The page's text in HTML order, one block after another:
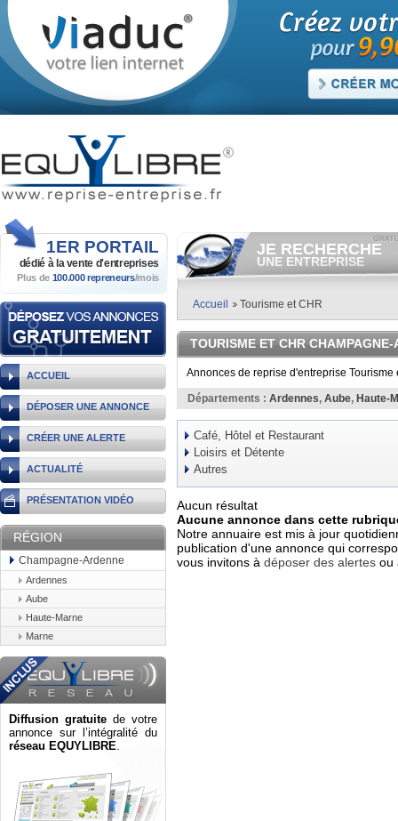
1ER PORTAIL
dédié à la vente d'entreprises
Plus de 100.000 repreneurs/mois
ACCUEIL
DÉPOSER UNE ANNONCE
CRÉER UNE ALERTE
ACTUALITÉ
PRÉSENTATION VIDÉO
RÉGION
Champagne-Ardenne
Ardennes
Aube
Haute-Marne
Marne
Diffusion gratuite de votre
annonce sur l’intégralité du
réseau EQUYLIBRE.
JE RECHERCHE
UNE ENTREPRISE
Consulter gratuitementles
vendre.
Et/ou déposer
votre recherche d'entreprise.
RECHERCHER UNE
ANNONCE
Accueil Tourisme et CHR
TOURISME ET CHR CHAMPAGNE-
Annonces de reprise d'entreprise
Départements : Ardennes, Aube, Haute-
Café, Hôtel et Restaurant
Loisirs et Détente
Autres
Aucun résultat
Aucune annonce dans cette
Notre annuaire est mis à jour
publication d'une annonce qui
vous invitons à déposer des alertes ou